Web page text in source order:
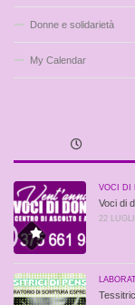
Donne e solidarietà
My Calendar
VOCI DI
Voci di
22